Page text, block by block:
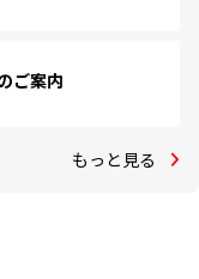
ご案内
もっと見る